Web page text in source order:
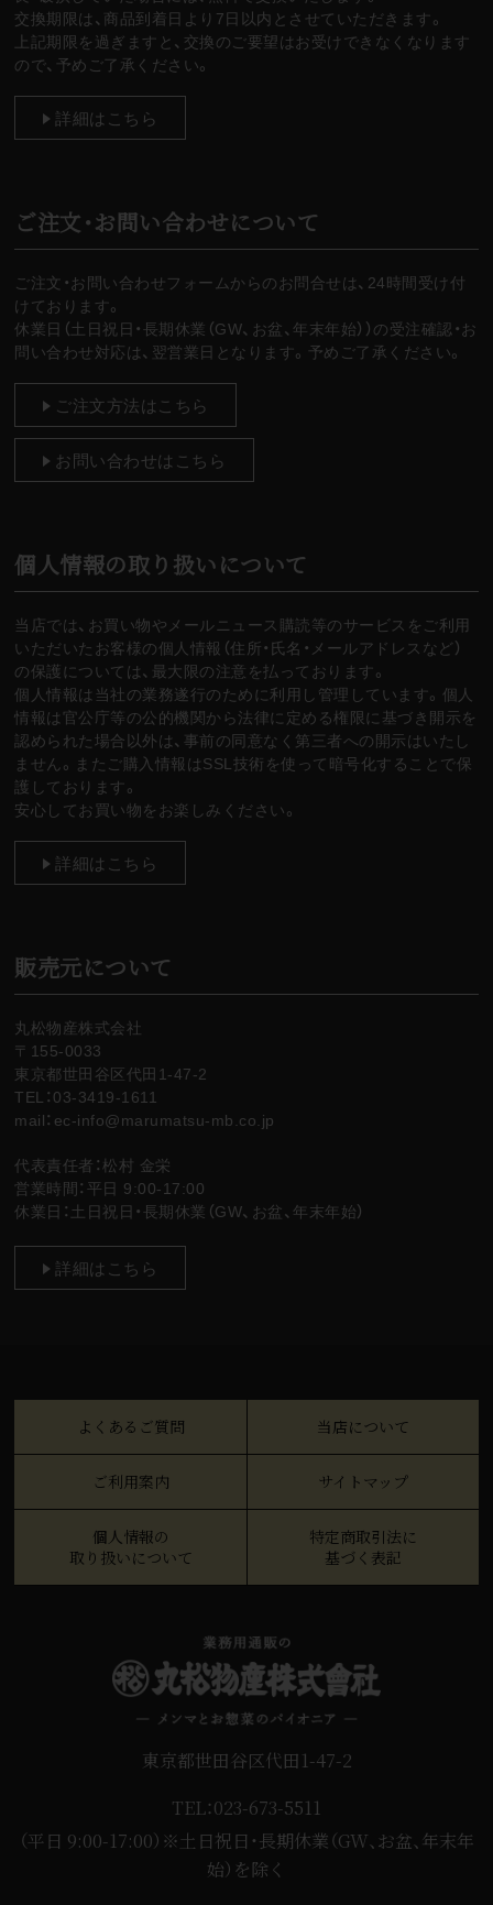
交換期限は、商品到着日より7日以内とさせていただきます。
上記期限を過ぎますと、交換のご要望はお受けできなくなります
ので、予めご了承ください。
詳細はこちら
ご注文・お問い合わせについて
ご注文・お問い合わせフォームからのお問合せは、24時間受け付
けております。
休業日（土日祝日・長期休業（GW、お盆、年末年始））の受注確認・お
問い合わせ対応は、翌営業日となります。予めご了承ください。
ご注文方法はこちら
お問い合わせはこちら
個人情報の取り扱いについて
当店では、お買い物やメールニュース購読等のサービスをご利用
いただいたお客様の個人情報（住所・氏名・メールアドレスなど）
の保護については、最大限の注意を払っております。
個人情報は当社の業務遂行のために利用し管理しています。個人
情報は官公庁等の公的機関から法律に定める権限に基づき開示を
認められた場合以外は、事前の同意なく第三者への開示はいたし
ません。またご購入情報はSSL技術を使って暗号化することで保
護しております。
安心してお買い物をお楽しみください。
詳細はこちら
販売元について
丸松物産株式会社
〒155-0033
東京都世田谷区代田1-47-2
TEL：03-3419-1611
mail：ec-info@marumatsu-mb.co.jp
代表責任者：松村 金栄
営業時間：平日 9:00-17:00
休業日：土日祝日・長期休業（GW、お盆、年末年始）
詳細はこちら
よくあるご質問 当店について
ご利用案内 サイトマップ
個人情報の
取り扱いについて
特定商取引法に
基づく表記
東京都世田谷区代田1-47-2
TEL：023-673-5511
（平日 9:00-17:00）※土日祝日・長期休業（GW、お盆、年末年
始）を除く